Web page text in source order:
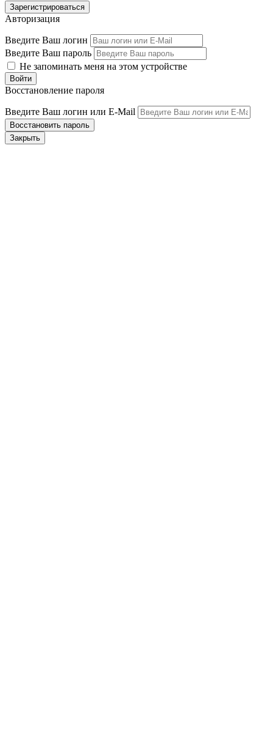
Авторизация
Введите Ваш логин
Введите Ваш пароль
Не запоминать меня на этом устройстве
Восстановление пароля
Введите Ваш логин или E-Mail
Закрыть